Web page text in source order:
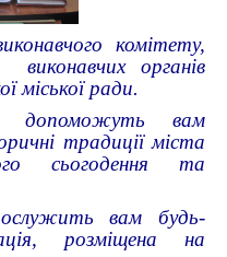
комітету,
органів
міської ради.
допоможуть вам
традиції міста
сьогодення та
вам будь-
розміщена на